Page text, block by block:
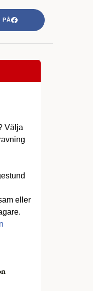
PÅ
Välja
eller